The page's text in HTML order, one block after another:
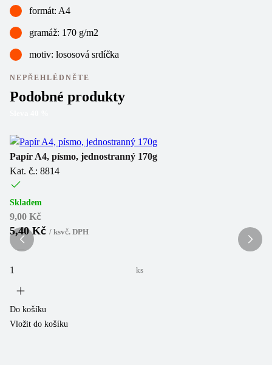
formát: A4
gramáž: 170 g/m2
motiv: lososová srdíčka
NEPŘEHLÉDNĚTE
Podobné produkty
Papír A4, písmo, jednostranný 170g
Kat. č.: 8814
Skladem
9,00 Kč
5,40 Kč / ksvč. DPH
ks
Do košíku
Vložit do košíku